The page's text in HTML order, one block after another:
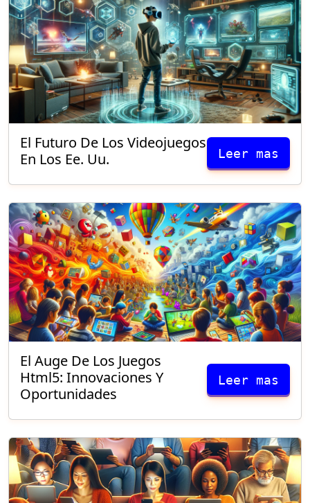
El Futuro De Los Videojuegos
En Los Ee. Uu.
Leer mas
El Auge De Los Juegos
Html5: Innovaciones Y
Oportunidades
Leer mas